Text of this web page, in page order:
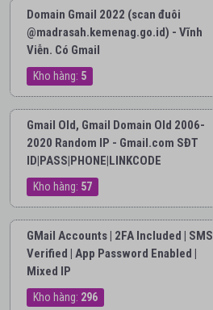
Domain Gmail 2022 (scan đuôi
@madrasah.kemenag.go.id) - Vĩnh
Viễn. Có Gmail
Kho hàng: 5
Gmail Old, Gmail Domain Old 2006-
2020 Random IP - Gmail.com SĐT
ID|PASS|PHONE|LINKCODE
Kho hàng: 57
GMail Accounts | 2FA Included | SMS
Verified | App Password Enabled |
Mixed IP
Kho hàng: 296